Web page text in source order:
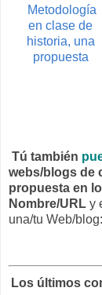
Metodología
en clase de
historia, una
propuesta
Tú también
webs/blogs de
propuesta en
Nombre/URL y
una/tu Web/blog:
Los últimos